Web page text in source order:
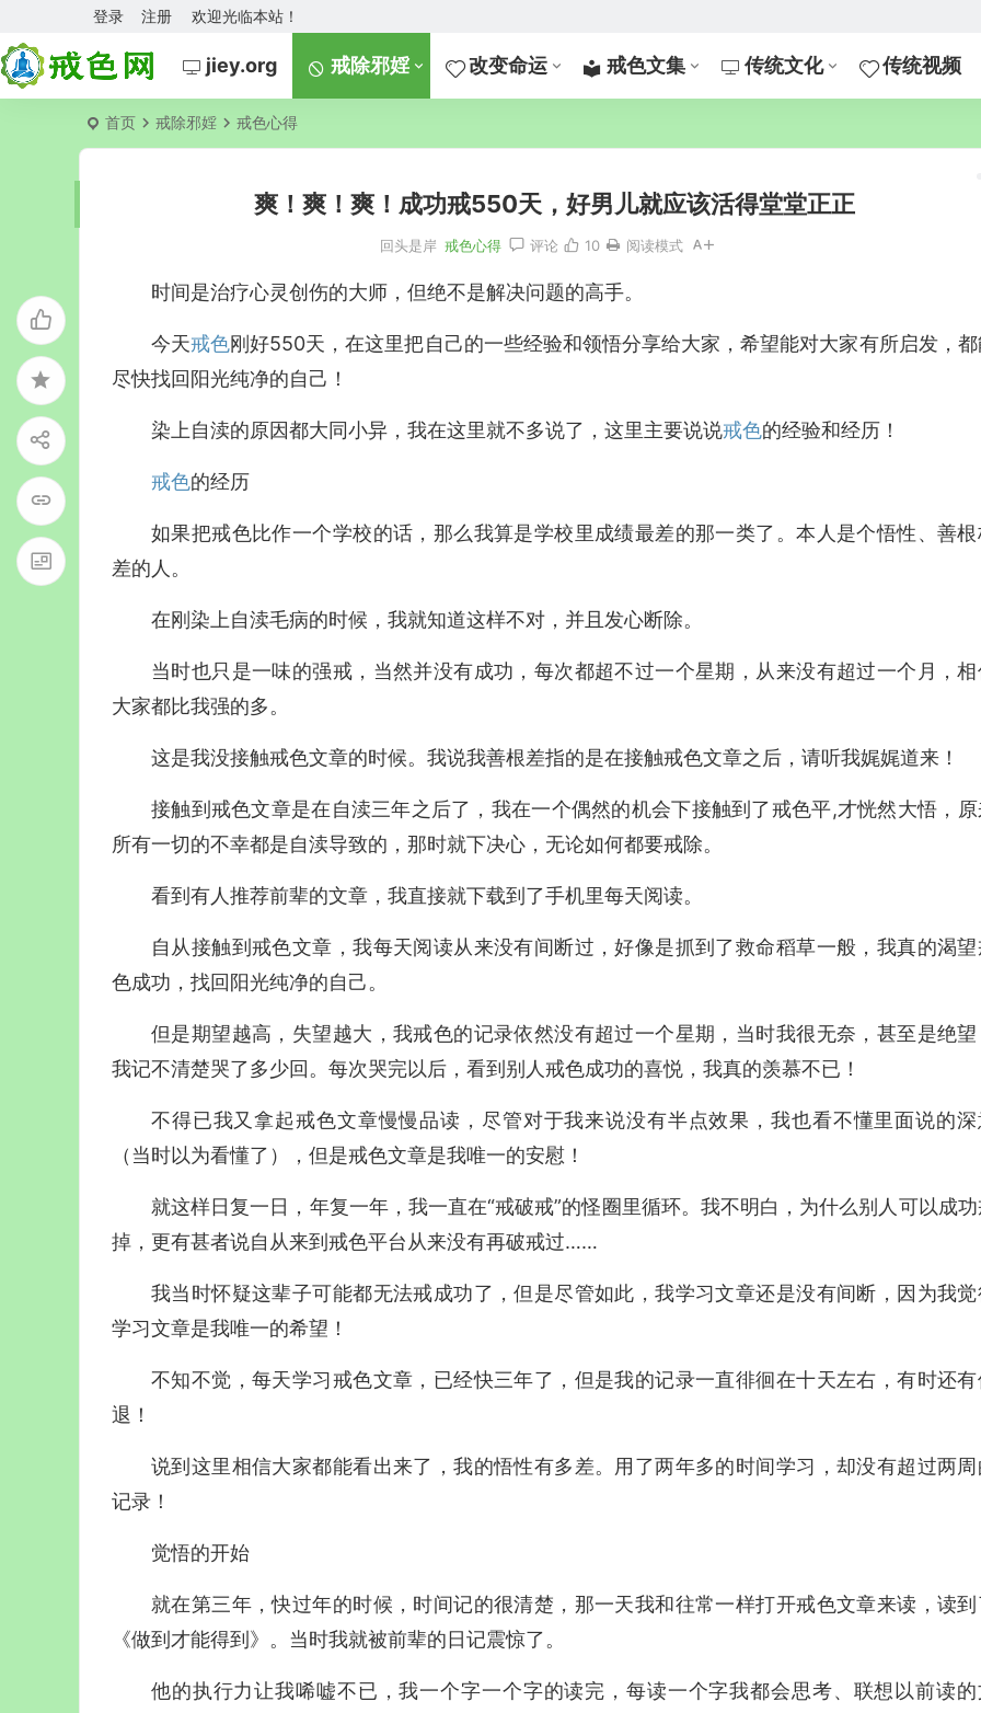
欢迎光临本站！
登录 注册
jiey.org 戒除邪婬 改变命运 戒色文集 传统文化 传统视频
首页 戒除邪婬 戒色心得
爽！爽！爽！成功戒550天，好男儿就应该活得堂堂正正
回头是岸 戒色心得 评论 10 阅读模式
时间是治疗心灵创伤的大师，但绝不是解决问题的高手。
今天戒色刚好550天，在这里把自己的一些经验和领悟分享给大家，希望能对大家有所启发，
尽快找回阳光纯净的自己！
染上自渎的原因都大同小异，我在这里就不多说了，这里主要说说戒色的经验和经历！
戒色的经历
如果把戒色比作一个学校的话，那么我算是学校里成绩最差的那一类了。本人是个悟性、善根
差的人。
在刚染上自渎毛病的时候，我就知道这样不对，并且发心断除。
当时也只是一味的强戒，当然并没有成功，每次都超不过一个星期，从来没有超过一个月，
大家都比我强的多。
这是我没接触戒色文章的时候。我说我善根差指的是在接触戒色文章之后，请听我娓娓道来！
接触到戒色文章是在自渎三年之后了，我在一个偶然的机会下接触到了戒色平,才恍然大悟，
所有一切的不幸都是自渎导致的，那时就下决心，无论如何都要戒除。
看到有人推荐前辈的文章，我直接就下载到了手机里每天阅读。
自从接触到戒色文章，我每天阅读从来没有间断过，好像是抓到了救命稻草一般，我真的渴
色成功，找回阳光纯净的自己。
但是期望越高，失望越大，我戒色的记录依然没有超过一个星期，当时我很无奈，甚至是绝望
我记不清楚哭了多少回。每次哭完以后，看到别人戒色成功的喜悦，我真的羡慕不已！
不得已我又拿起戒色文章慢慢品读，尽管对于我来说没有半点效果，我也看不懂里面说的深
（当时以为看懂了），但是戒色文章是我唯一的安慰！
就这样日复一日，年复一年，我一直在“戒破戒”的怪圈里循环。我不明白，为什么别人可以成
掉，更有甚者说自从来到戒色平台从来没有再破戒过……
我当时怀疑这辈子可能都无法戒成功了，但是尽管如此，我学习文章还是没有间断，因为我
学习文章是我唯一的希望！
不知不觉，每天学习戒色文章，已经快三年了，但是我的记录一直徘徊在十天左右，有时还有
退！
说到这里相信大家都能看出来了，我的悟性有多差。用了两年多的时间学习，却没有超过两周
记录！
觉悟的开始
就在第三年，快过年的时候，时间记的很清楚，那一天我和往常一样打开戒色文章来读，读到
《做到才能得到》。当时我就被前辈的日记震惊了。
他的执行力让我唏嘘不已，我一个字一个字的读完，每读一个字我都会思考、联想以前读的